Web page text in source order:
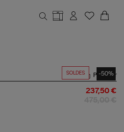
SOLDES -50%
Partager
237,50 €